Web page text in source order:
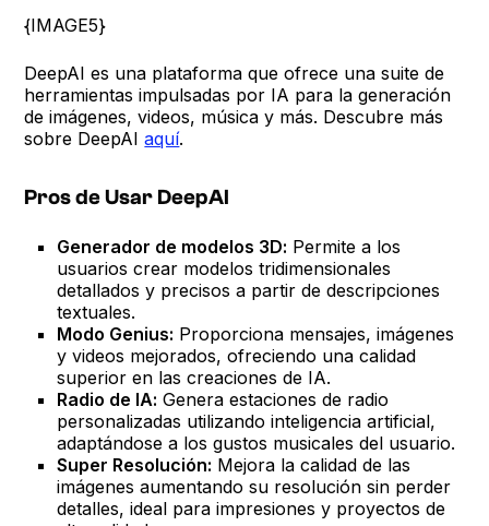
{IMAGE5}
DeepAI es una plataforma que ofrece una suite de
herramientas impulsadas por IA para la generación
de imágenes, videos, música y más. Descubre más
sobre DeepAIaquí.
Pros de Usar DeepAI
Generador de modelos 3D: Permite a los
usuarios crear modelos tridimensionales
detallados y precisos a partir de descripciones
textuales.
Modo Genius: Proporciona mensajes, imágenes
y videos mejorados, ofreciendo una calidad
superior en las creaciones de IA.
Radio de IA: Genera estaciones de radio
personalizadas utilizando inteligencia artificial,
adaptándose a los gustos musicales del usuario.
Super Resolución: Mejora la calidad de las
imágenes aumentando su resolución sin perder
detalles, ideal para impresiones y proyectos de